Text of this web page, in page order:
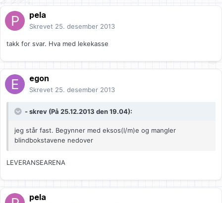
pela
Skrevet 25. desember 2013
takk for svar. Hva med lekekasse
egon
Skrevet 25. desember 2013
- skrev (På 25.12.2013 den 19.04):
jeg står fast. Begynner med eksos(l/m)e og mangler
blindbokstavene nedover
LEVERANSEARENA
pela